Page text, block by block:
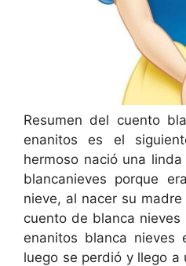
Resumen del cuento
enanitos es el
hermoso nació una
blancanieves porque
nieve, al nacer su
cuento de blanca
enanitos blanca nieves
luego se perdió y llego a